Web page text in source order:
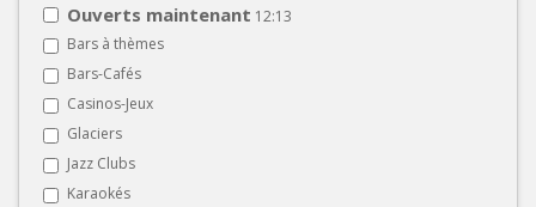
Ouverts maintenant 12:13
Bars à thèmes
Bars-Cafés
Casinos-Jeux
Glaciers
Jazz Clubs
Karaokés